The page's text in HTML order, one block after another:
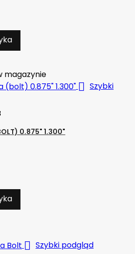
magazynie
 Szybki
0.875" 1.300"
 Szybki podgląd